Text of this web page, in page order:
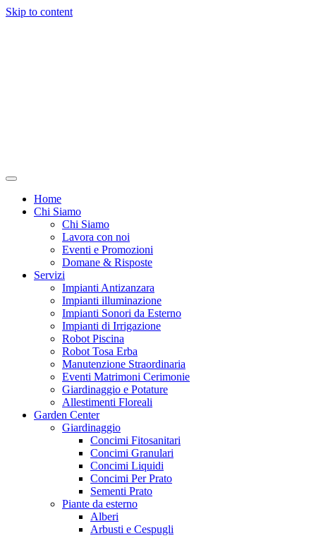
Skip to content
Home
Chi Siamo
Chi Siamo
Lavora con noi
Eventi e Promozioni
Domane & Risposte
Servizi
Impianti Antizanzara
Impianti illuminazione
Impianti Sonori da Esterno
Impianti di Irrigazione
Robot Piscina
Robot Tosa Erba
Manutenzione Straordinaria
Eventi Matrimoni Cerimonie
Giardinaggio e Potature
Allestimenti Floreali
Garden Center
Giardinaggio
Concimi Fitosanitari
Concimi Granulari
Concimi Liquidi
Concimi Per Prato
Sementi Prato
Piante da esterno
Alberi
Arbusti e Cespugli